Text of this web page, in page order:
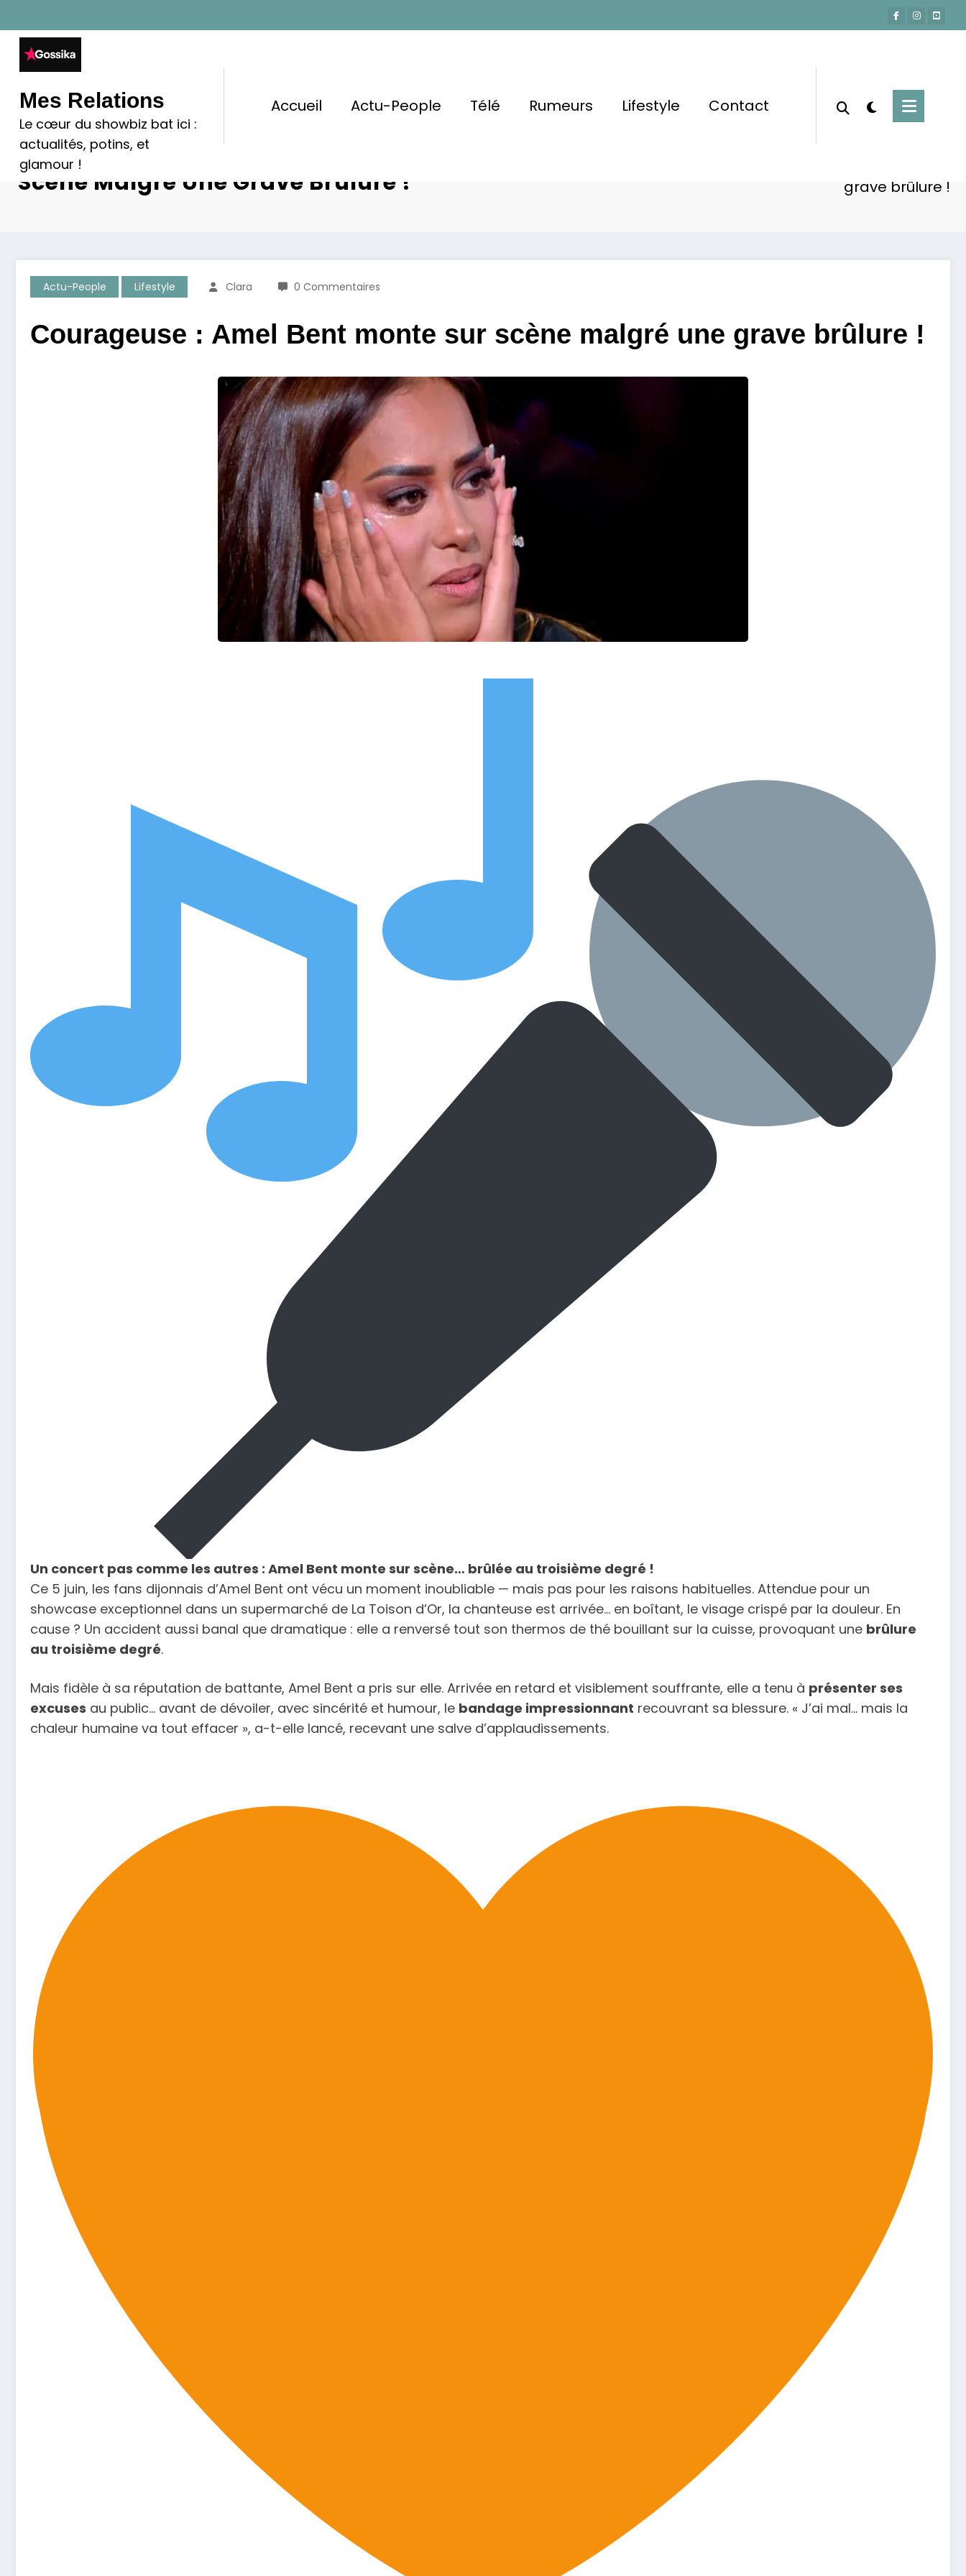
au
contenu
Mes Relations
Le cœur du showbiz bat ici :
actualités, potins, et
glamour !
Accueil Actu-People Télé Rumeurs Lifestyle Contact
Courageuse : Amel Bent Monte Sur
Scène Malgré Une Grave Brûlure !
grave brûlure !
Actu-People Lifestyle Clara 0 Commentaires
Courageuse : Amel Bent monte sur scène malgré une grave brûlure !
Un concert pas comme les autres : Amel Bent monte sur scène… brûlée au troisième degré !
Ce 5 juin, les fans dijonnais d’Amel Bent ont vécu un moment inoubliable — mais pas pour les raisons habituelles. Attendue pour un
showcase exceptionnel dans un supermarché de La Toison d’Or, la chanteuse est arrivée… en boîtant, le visage crispé par la douleur. En
cause ? Un accident aussi banal que dramatique : elle a renversé tout son thermos de thé bouillant sur la cuisse, provoquant une brûlure
au troisième degré.
Mais fidèle à sa réputation de battante, Amel Bent a pris sur elle. Arrivée en retard et visiblement souffrante, elle a tenu à présenter ses
excuses au public… avant de dévoiler, avec sincérité et humour, le bandage impressionnant recouvrant sa blessure. « J’ai mal… mais la
chaleur humaine va tout effacer », a-t-elle lancé, recevant une salve d’applaudissements.